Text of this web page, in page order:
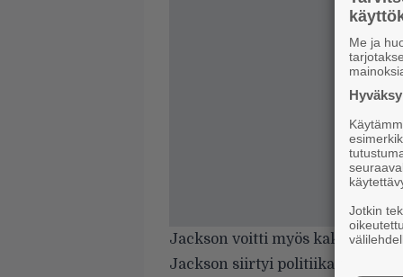
Jackson voitti myös kaksi
Jackson siirtyi politiikan
Me ja
Jotkin